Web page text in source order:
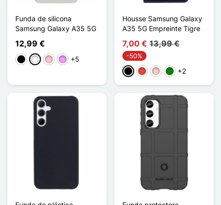
Funda de silicona
Samsung Galaxy A35 5G
12,99 €
NegroBlancoRosaMorado claro
+5
Housse Samsung Galaxy
A35 5G Empreinte Tigre
7,00 € 13,99 €
-50%
NegroRojoRosaVerde
+2